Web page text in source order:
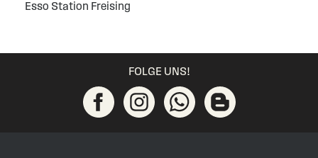
Esso Station Freising
FOLGE UNS!